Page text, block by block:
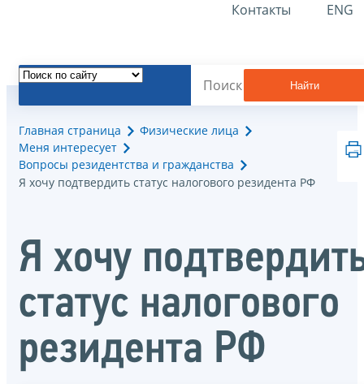
Контакты ENG
Найти
Главная страница
Физические лица
Меня интересует
Вопросы резидентства и гражданства
Я хочу подтвердить статус налогового резидента РФ
Я хочу
статус налогового
резидента РФ